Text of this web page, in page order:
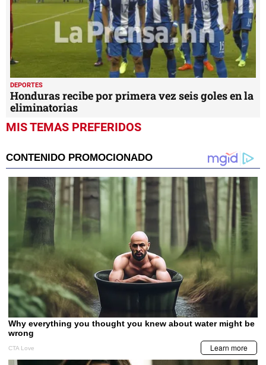
DEPORTES
Honduras recibe por primera vez seis goles en la
eliminatorias
MIS TEMAS PREFERIDOS